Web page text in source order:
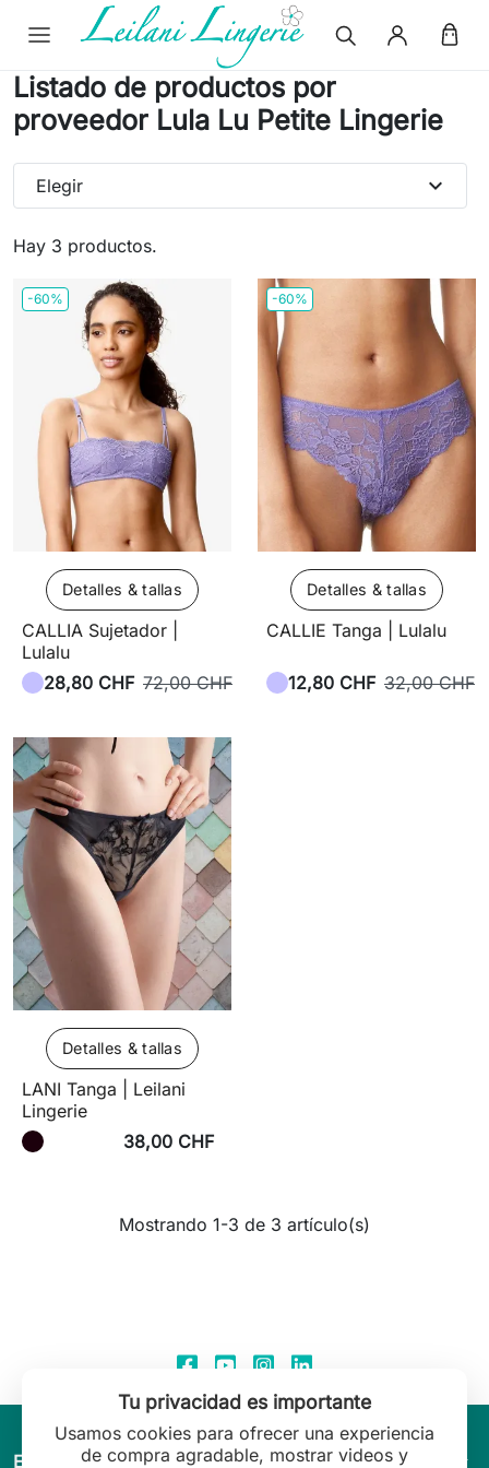
Listado de productos por
proveedor Lula Lu Petite Lingerie
Hay 3 productos.
Elegir expand_more
-60%
Detalles & tallas
CALLIA Sujetador |
Lulalu
28,80 CHF 72,00 CHF
-60%
Detalles & tallas
CALLIE Tanga | Lulalu
12,80 CHF 32,00 CHF
Detalles & tallas
LANI Tanga | Leilani
Lingerie
38,00 CHF
Mostrando 1-3 de 3 artículo(s)
El mundo de Leilani Lingerie arrow_drop_down
Tu privacidad es importante
Usamos cookies para ofrecer una experiencia
de compra agradable, mostrar videos y